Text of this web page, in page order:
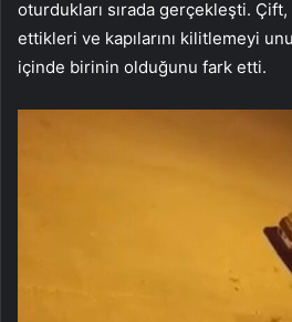
oturdukları sırada gerçekleşti.
ettikleri ve kapılarını kilitlemeyi
içinde birinin olduğunu fark etti.